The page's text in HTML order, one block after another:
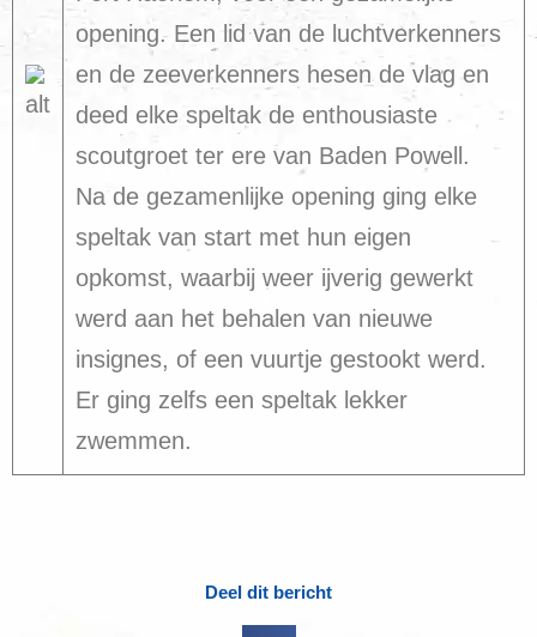
opening. Een lid van de luchtverkenners
en de zeeverkenners hesen de vlag en
deed elke speltak de enthousiaste
scoutgroet ter ere van Baden Powell.
Na de gezamenlijke opening ging elke
speltak van start met hun eigen
opkomst, waarbij weer ijverig gewerkt
werd aan het behalen van nieuwe
insignes, of een vuurtje gestookt werd.
Er ging zelfs een speltak lekker
zwemmen.
Deel dit bericht